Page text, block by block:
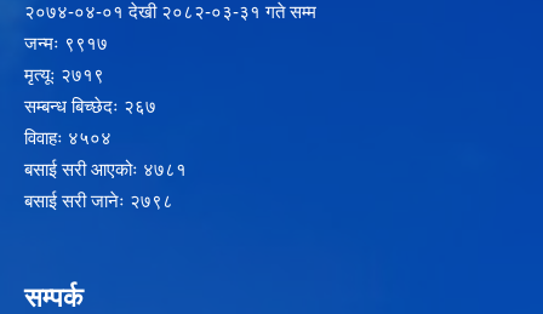
२‍०७४-०४-०१ देखी २०८२-०३-३१ गते सम्म
जन्मः ९९१७
मृत्यूः २७१९
सम्बन्ध बिच्छेदः २६७
विवाहः ४५०४
बसाई सरी आएकोः ४७८१
बसाई सरी जानेः २७९८
सम्पर्क